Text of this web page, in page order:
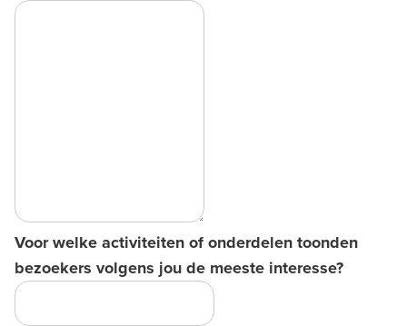
Voor welke activiteiten of onderdelen toonden
bezoekers volgens jou de meeste interesse?